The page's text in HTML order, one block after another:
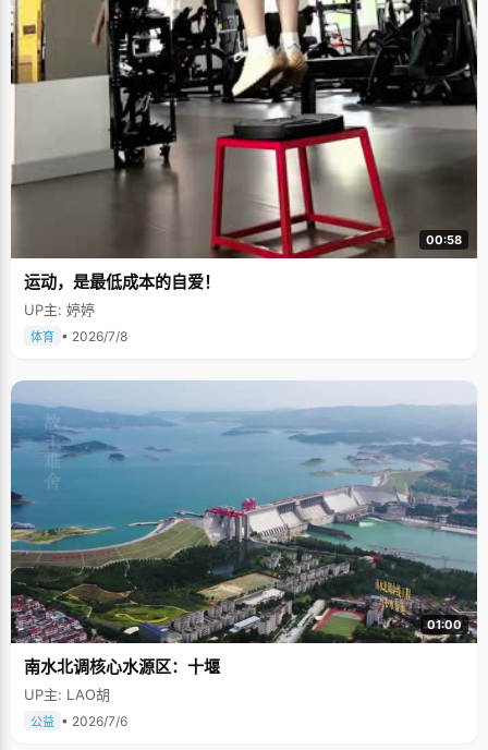
00:58
运动，是最低成本的自爱！
UP主: 婷婷
体育 • 2026/7/8
01:00
南水北调核心水源区：十堰
UP主: LAO胡
公益 • 2026/7/6